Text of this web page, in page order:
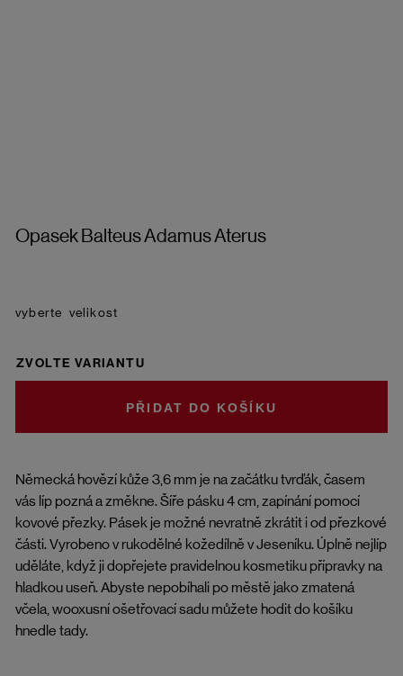
Opasek Balteus Adamus Aterus
Německá hovězí kůže 3,6 mm je na začátku tvrďák, časem
vás líp pozná a změkne. Šíře pásku 4 cm, zapínání pomocí
kovové přezky. Pásek je možné nevratně zkrátit i od přezkové
části. Vyrobeno v rukodělné kožedílně v Jeseníku. Úplně nejlíp
uděláte, když ji dopřejete pravidelnou kosmetiku přípravky na
hladkou useň. Abyste nepobíhali po městě jako zmatená
včela, wooxusní ošetřovací sadu můžete hodit do košíku
hnedle tady.
velikost
ZVOLTE VARIANTU
DO KOŠÍKU